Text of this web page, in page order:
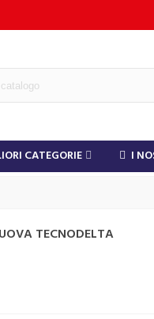
CATEGORIE I
TECNODELTA